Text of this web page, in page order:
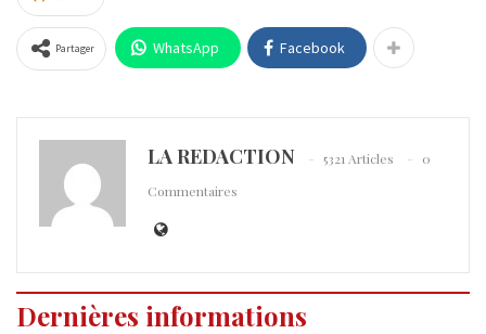
Partager WhatsApp Facebook
LA REDACTION 5321 Articles
0
Commentaires
Dernières informations